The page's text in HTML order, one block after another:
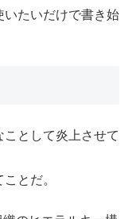
いたいだけで書き始
として炎上させて
とだ。